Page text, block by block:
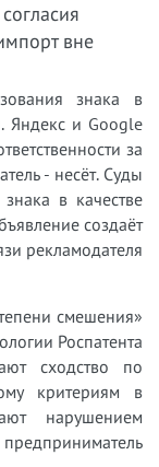
вне
знака в
Яндекс и Google
за
- несёт. Суды
в качестве
создаёт
рекламодателя
смешения»
Роспатента
сходство по
критериям в
нарушением